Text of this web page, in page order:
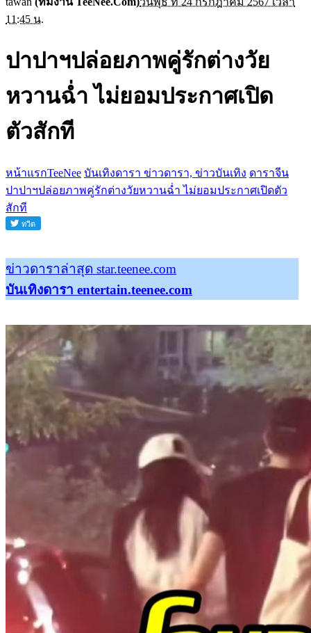
11:45 น.
ปาปาฯปล่อยภาพคู่รักต่างวัย
หวานฉ่ำ ไม่ยอมประกาศเปิด
ตัวสักที
หน้าแรกTeeNee บันเทิงดารา ข่าวดารา, ข่าวบันเทิง ดาราจีน
ปาปาฯปล่อยภาพคู่รักต่างวัยหวานฉ่ำ ไม่ยอมประกาศเปิดตัว
สักที
ข่าวดาราล่าสุด star.teenee.com
บันเทิงดารา entertain.teenee.com